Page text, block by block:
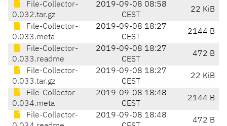
File-Collector-
0.032.tar.gz
2019-09-08 08:58
CEST
22 KiB
File-Collector-
0.033.meta
2019-09-08 18:27
CEST
2144 B
File-Collector-
0.033.readme
2019-09-08 18:27
CEST
472 B
File-Collector-
0.033.tar.gz
2019-09-08 18:27
CEST
22 KiB
File-Collector-
0.034.meta
2019-09-08 18:48
CEST
2144 B
File-Collector-
2019-09-08 18:48
472 B